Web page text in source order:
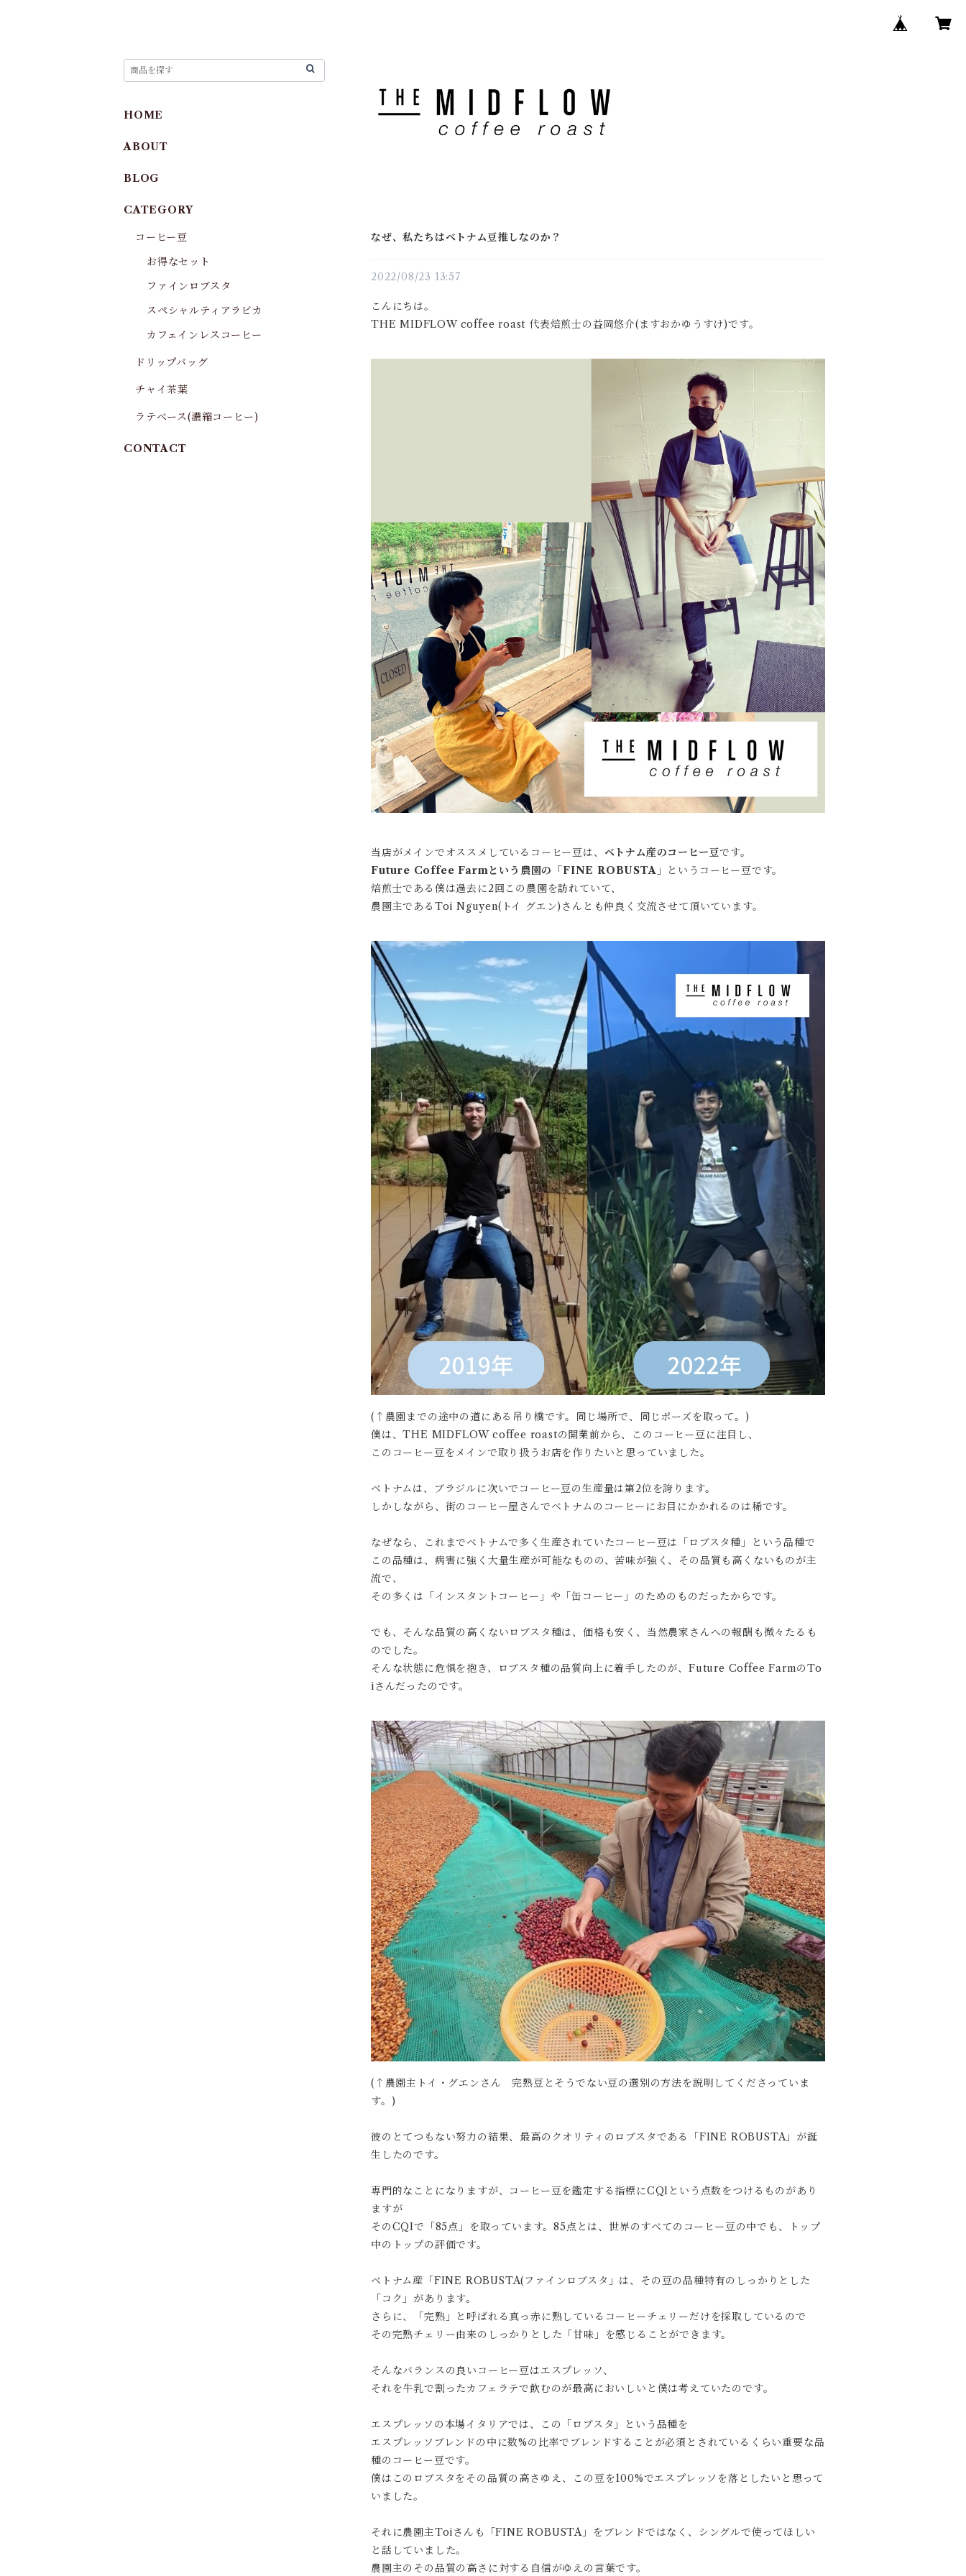
なぜ、私たちはベトナム豆推しなのか？
2022/08/23 13:57
こんにちは。
THE MIDFLOW coffee roast 代表焙煎士の益岡悠介(ますおかゆうすけ)です。
当店がメインでオススメしているコーヒー豆は、 ベトナム産のコーヒー豆です。
Future Coffee Farmという農園の「FINE ROBUSTA」
というコーヒー豆です。
焙煎士である僕は過去に2回この農園を訪れていて、
農園主であるToi Nguyen(トイ グエン)さんとも仲良く交流させて頂いています。
(↑農園までの途中の道にある吊り橋です。同じ場所で、同じポーズを取って。)
僕は、THE MIDFLOW coffee roastの開業前から、このコーヒー豆に注目し、
このコーヒー豆をメインで取り扱うお店を作りたいと思っていました。
ベトナムは、ブラジルに次いでコーヒー豆の生産量は第2位を誇ります。
しかしながら、街のコーヒー屋さんでベトナムのコーヒーにお目にかかれるのは稀です。
なぜなら、これまでベトナムで多く生産されていたコーヒー豆は「ロブスタ種」という品種で
この品種は、病害に強く大量生産が可能なものの、苦味が強く、その品質も高くないものが主
流で、
その多くは「インスタントコーヒー」や「缶コーヒー」のためのものだったからです。
でも、そんな品質の高くないロブスタ種は、価格も安く、当然農家さんへの報酬も微々たるも
のでした。
そんな状態に危惧を抱き、ロブスタ種の品質向上に着手したのが、Future Coffee FarmのTo
iさんだったのです。
(↑農園主トイ・グエンさん 完熟豆とそうでない豆の選別の方法を説明してくださっていま
す。)
彼のとてつもない努力の結果、最高のクオリティのロブスタである「FINE ROBUSTA」が誕
生したのです。
専門的なことになりますが、コーヒー豆を鑑定する指標にCQIという点数をつけるものがあり
ますが
そのCQIで「85点」を取っています。85点とは、世界のすべてのコーヒー豆の中でも、トップ
中のトップの評価です。
ベトナム産「FINE ROBUSTA(ファインロブスタ」は、その豆の品種特有のしっかりとした
「コク」があります。
さらに、「完熟」と呼ばれる真っ赤に熟しているコーヒーチェリーだけを採取しているので
その完熟チェリー由来のしっかりとした「甘味」を感じることができます。
そんなバランスの良いコーヒー豆はエスプレッソ、
それを牛乳で割ったカフェラテで飲むのが最高においしいと僕は考えていたのです。
エスプレッソの本場イタリアでは、この「ロブスタ」という品種を
エスプレッソブレンドの中に数%の比率でブレンドすることが必須とされているくらい重要な品
種のコーヒー豆です。
僕はこのロブスタをその品質の高さゆえ、この豆を100%でエスプレッソを落としたいと思って
いました。
それに農園主Toiさんも「FINE ROBUSTA」をブレンドではなく、シングルで使ってほしい
と話していました。
農園主のその品質の高さに対する自信がゆえの言葉です。
HOME
ABOUT
BLOG
CATEGORY
コーヒー豆
お得なセット
ファインロブスタ
スペシャルティアラビカ
カフェインレスコーヒー
ドリップバッグ
チャイ茶葉
ラテベース(濃縮コーヒー)
CONTACT